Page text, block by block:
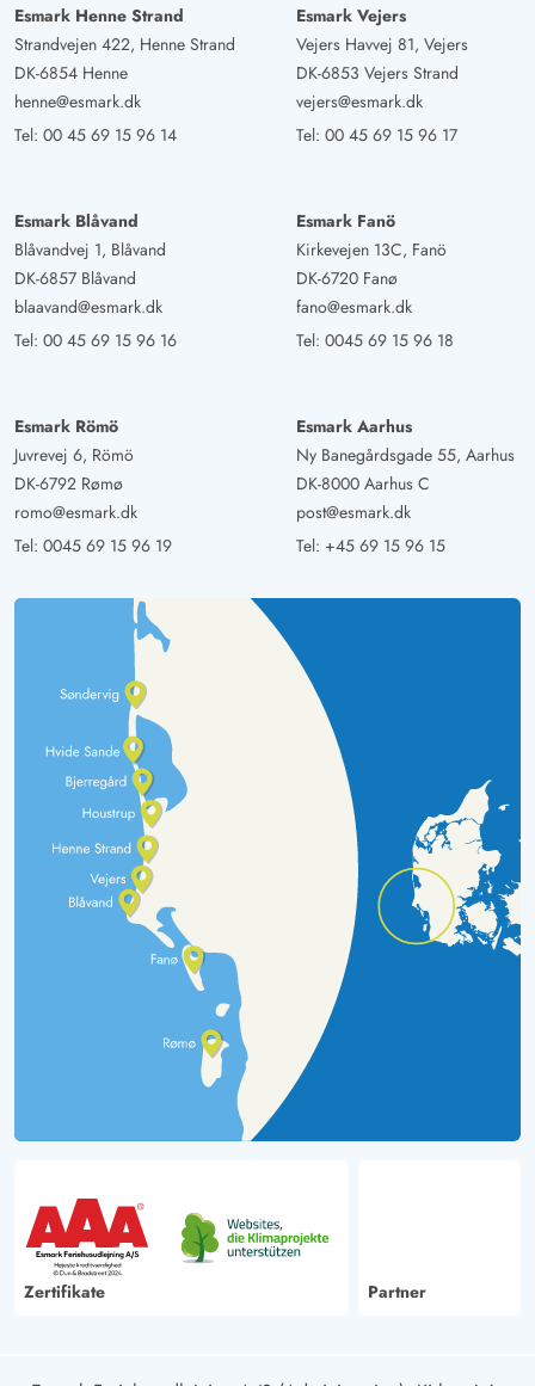
Esmark Henne Strand
Strandvejen 422, Henne Strand
DK-6854 Henne
henne@esmark.dk
Tel: 00 45 69 15 96 14
Esmark Vejers
Vejers Havvej 81, Vejers
DK-6853 Vejers Strand
vejers@esmark.dk
Tel: 00 45 69 15 96 17
Esmark Blåvand
Blåvandvej 1, Blåvand
DK-6857 Blåvand
blaavand@esmark.dk
Tel: 00 45 69 15 96 16
Esmark Fanö
Kirkevejen 13C, Fanö
DK-6720 Fanø
fano@esmark.dk
Tel: 0045 69 15 96 18
Esmark Römö
Juvrevej 6, Römö
DK-6792 Rømø
romo@esmark.dk
Tel: 0045 69 15 96 19
Esmark Aarhus
Ny Banegårdsgade 55, Aarhus
DK-8000 Aarhus C
post@esmark.dk
Tel: +45 69 15 96 15
Zertifikate Partner